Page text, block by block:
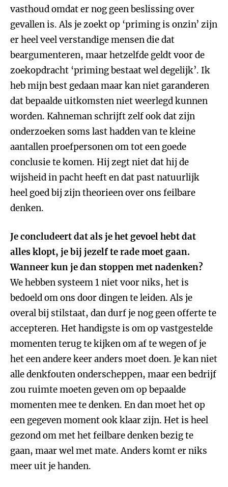
vasthoud omdat er nog geen beslissing over
gevallen is. Als je zoekt op ‘priming is onzin’ zijn
er heel veel verstandige mensen die dat
beargumenteren, maar hetzelfde geldt voor de
zoekopdracht ‘priming bestaat wel degelijk’. Ik
heb mijn best gedaan maar kan niet garanderen
dat bepaalde uitkomsten niet weerlegd kunnen
worden. Kahneman schrijft zelf ook dat zijn
onderzoeken soms last hadden van te kleine
aantallen proefpersonen om tot een goede
conclusie te komen. Hij zegt niet dat hij de
wijsheid in pacht heeft en dat past natuurlijk
heel goed bij zijn theorieen over ons feilbare
denken.
Je concludeert dat als je het gevoel hebt dat
alles klopt, je bij jezelf te rade moet gaan.
Wanneer kun je dan stoppen met nadenken?
We hebben systeem 1 niet voor niks, het is
bedoeld om ons door dingen te leiden. Als je
overal bij stilstaat, dan durf je nog geen offerte te
accepteren. Het handigste is om op vastgestelde
momenten terug te kijken om af te wegen of je
het een andere keer anders moet doen. Je kan niet
alle denkfouten onderscheppen, maar een bedrijf
zou ruimte moeten geven om op bepaalde
momenten mee te denken. En dan moet het op
een gegeven moment ook klaar zijn. Het is heel
gezond om met het feilbare denken bezig te
gaan, maar wel met mate. Anders komt er niks
meer uit je handen.